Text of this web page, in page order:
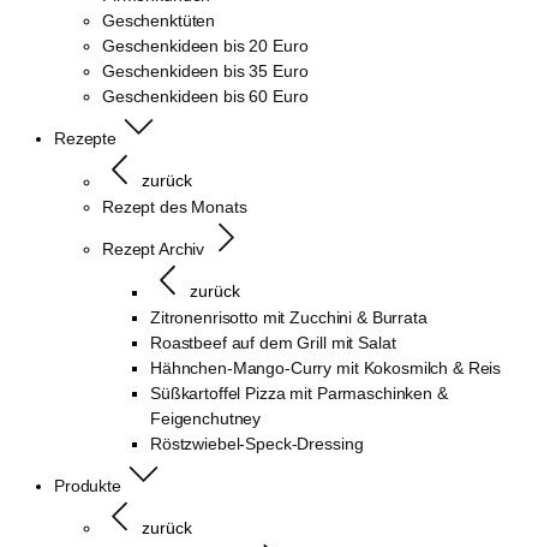
Geschenktüten
Geschenkideen bis 20 Euro
Geschenkideen bis 35 Euro
Geschenkideen bis 60 Euro
Rezepte
zurück
Rezept des Monats
Rezept Archiv
zurück
Zitronenrisotto mit Zucchini & Burrata
Roastbeef auf dem Grill mit Salat
Hähnchen-Mango-Curry mit Kokosmilch & Reis
Süßkartoffel Pizza mit Parmaschinken &
Feigenchutney
Röstzwiebel-Speck-Dressing
Produkte
zurück